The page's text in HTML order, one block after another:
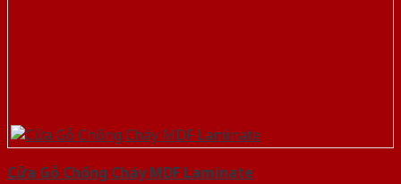
Cửa Gỗ Chống Cháy MDF Laminate